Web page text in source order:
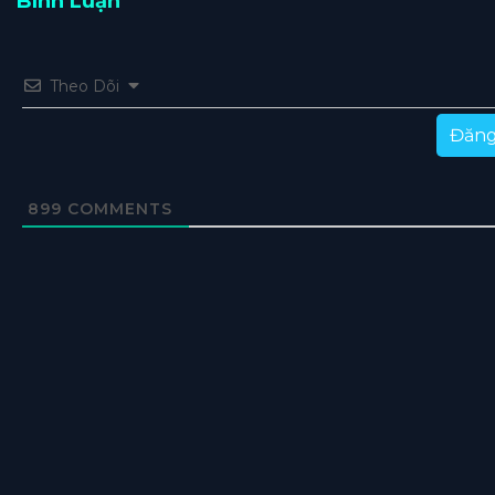
Theo Dõi
899 COMMENTS